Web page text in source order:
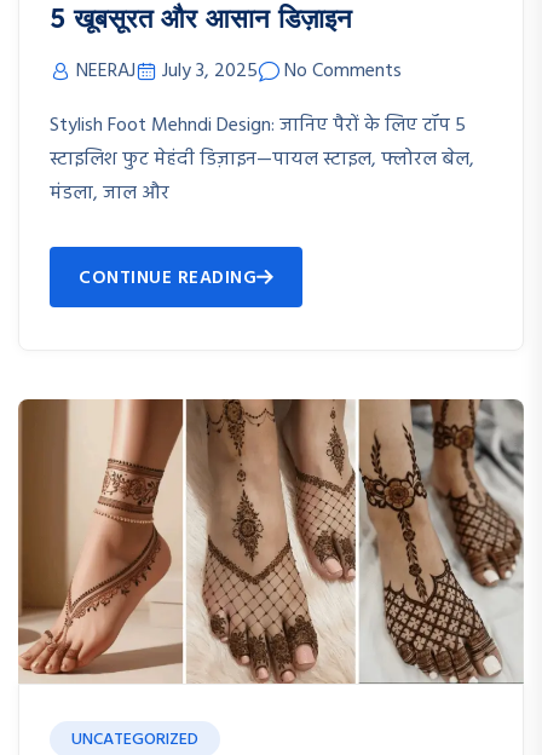
5 खूबसूरत और आसान डिज़ाइन
NEERAJ July 3, 2025
No Comments
Stylish Foot Mehndi Design: जानिए पैरों के लिए टॉप 5
स्टाइलिश फुट मेहंदी डिज़ाइन—पायल स्टाइल, फ्लोरल बेल,
मंडला, जाल और
CONTINUE READING
UNCATEGORIZED